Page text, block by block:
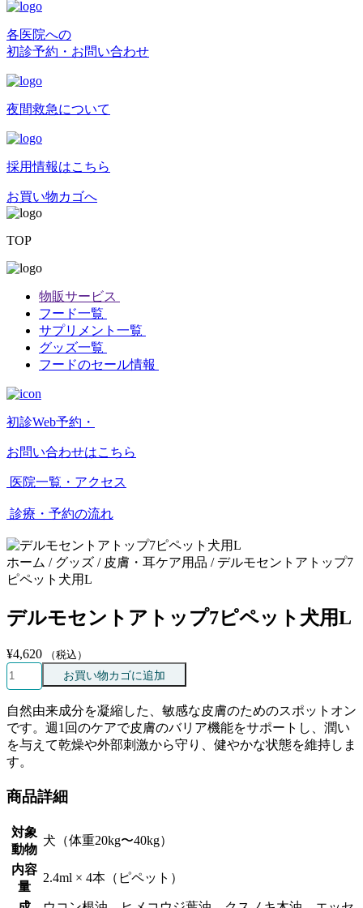
各医院への
初診予約・お問い合わせ
夜間救急について
採用情報はこちら
お買い物カゴへ
TOP
物販サービス
フード一覧
サプリメント一覧
グッズ一覧
フードのセール情報
初診Web予約・
お問い合わせはこちら
医院一覧・アクセス
診療・予約の流れ
ホーム / グッズ / 皮膚・耳ケア用品 / デルモセントアトップ7
ピペット犬用L
デルモセントアトップ7ピペット犬用L
¥4,620 （税込）
デ
ル
モ
セ
ン
ト
ア
ト
ッ
プ
7
ピ
ペ
ッ
お買い物カゴに追加
自然由来成分を凝縮した、敏感な皮膚のためのスポットオン
です。週1回のケアで皮膚のバリア機能をサポートし、潤い
を与えて乾燥や外部刺激から守り、健やかな状態を維持しま
す。
商品詳細
対象
動物
犬（体重20kg〜40kg）
内容
量
2.4ml × 4本（ピペット）